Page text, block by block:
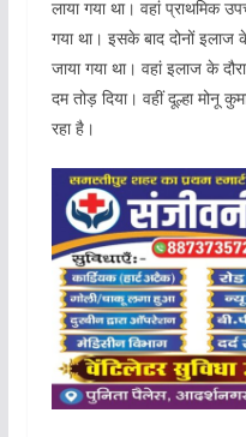
लाया गया था। वहां प्राथमिक
गया था। इसके बाद दोनों इलाज
जाया गया था। वहां इलाज के
दम तोड़ दिया। वहीं दूल्हा मोनू
रहा है।